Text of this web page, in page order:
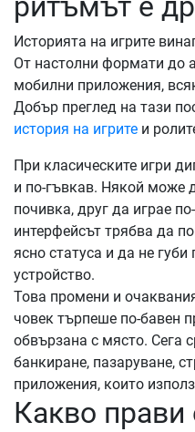
Историята на игрите
От настолни формати до
мобилни приложения,
Добър преглед на тази
история на игрите и
При класическите игри
и по-гъвкав. Някой може
почивка, друг да играе
интерфейсът трябва да
ясно статуса и да не
устройство.
Това промени и
човек търпеше по-бавен
обвързана с място. Сега
банкиране, пазаруване,
приложения, които
Какво прави